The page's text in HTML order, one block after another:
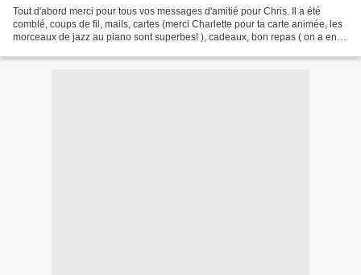
Tout d'abord merci pour tous vos messages d'amitié pour Chris. Il a été
comblé, coups de fil, mails, cartes (merci Charlette pour ta carte animée, les
morceaux de jazz au piano sont superbes! ), cadeaux, bon repas ( on a enfin